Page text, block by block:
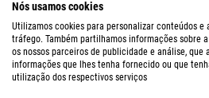
Filtro ProPlanet
Nós usamos cookies
Utilizamos cookies para personalizar conteúdos e
tráfego. Também partilhamos informações sobre
os nossos parceiros de publicidade e análise, que
informações que lhes tenha fornecido ou que
utilização dos respectivos serviços